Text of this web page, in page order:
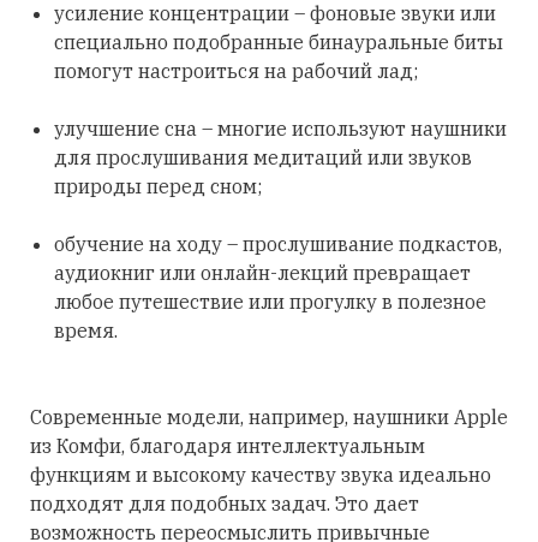
усиление концентрации – фоновые звуки или
специально подобранные бинауральные биты
помогут настроиться на рабочий лад;
улучшение сна – многие используют наушники
для прослушивания медитаций или звуков
природы перед сном;
обучение на ходу – прослушивание подкастов,
аудиокниг или онлайн-лекций превращает
любое путешествие или прогулку в полезное
время.
Современные модели, например, наушники Apple
из Комфи, благодаря интеллектуальным
функциям и высокому качеству звука идеально
подходят для подобных задач. Это дает
возможность переосмыслить привычные